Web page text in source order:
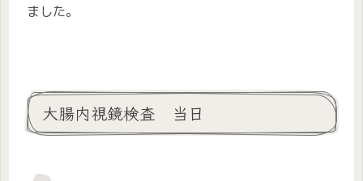
ました。
大腸内視鏡検査 当日